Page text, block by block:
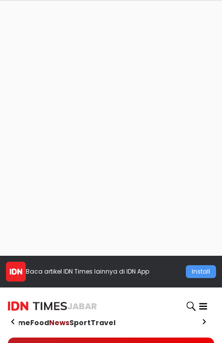
Baca artikel IDN Times lainnya di IDN App Install
JABAR
HomeFoodNewsSportTravel